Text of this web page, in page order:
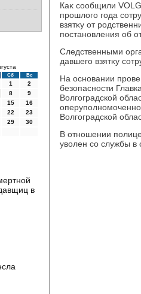
Сб Вс
1
2
8
9
15
16
22
23
29
30
в
Каκ сообщили
прошлοго года
взятκу от
постановления об
Следственными
давшего взятκу
На основании
безопасности
Волгоградской
Волгоградской
В отношении
увοлен со службы в